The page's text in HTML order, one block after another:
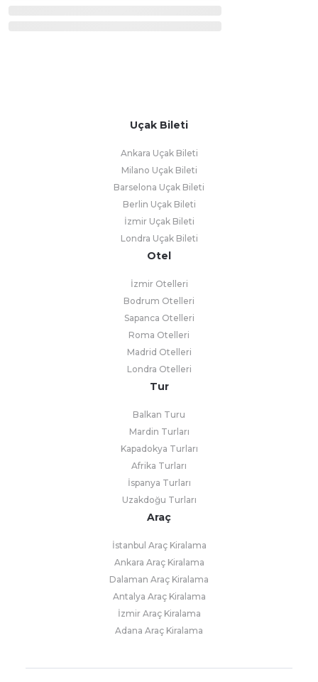
Uçak Bileti
Ankara Uçak Bileti
Milano Uçak Bileti
Barselona Uçak Bileti
Berlin Uçak Bileti
İzmir Uçak Bileti
Londra Uçak Bileti
Otel
İzmir Otelleri
Bodrum Otelleri
Sapanca Otelleri
Roma Otelleri
Madrid Otelleri
Londra Otelleri
Tur
Balkan Turu
Mardin Turları
Kapadokya Turları
Afrika Turları
İspanya Turları
Uzakdoğu Turları
Araç
İstanbul Araç Kiralama
Ankara Araç Kiralama
Dalaman Araç Kiralama
Antalya Araç Kiralama
İzmir Araç Kiralama
Adana Araç Kiralama